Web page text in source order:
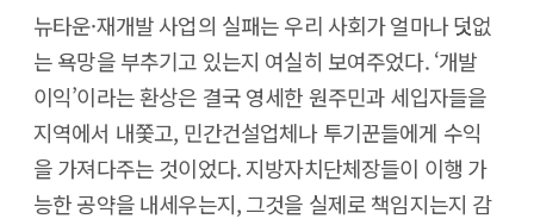
뉴타운·재개발 사업의 실패는 우리 사회가 얼마나 덧없
는 욕망을 부추기고 있는지 여실히 보여주었다. ‘개발
이익’이라는 환상은 결국 영세한 원주민과 세입자들을
지역에서 내쫓고, 민간건설업체나 투기꾼들에게 수익
을 가져다주는 것이었다. 지방자치단체장들이 이행 가
능한 공약을 내세우는지, 그것을 실제로 책임지는지 감